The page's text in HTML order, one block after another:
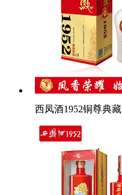
西凤酒1952铜尊典藏